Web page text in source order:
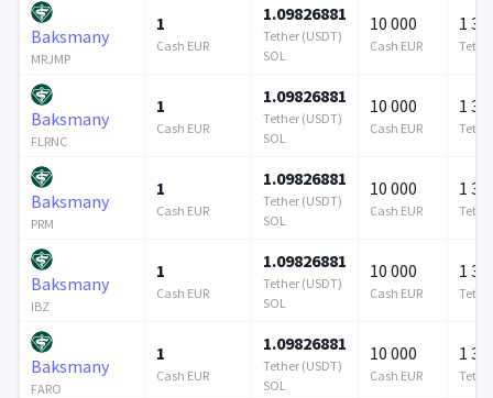
Baksmany
MRJMP
1
Cash EUR
1.09826881
Tether (USDT)
SOL
10 000
Cash EUR
1
Baksmany
FLRNC
1
Cash EUR
1.09826881
Tether (USDT)
SOL
10 000
Cash EUR
1
Baksmany
PRM
1
Cash EUR
1.09826881
Tether (USDT)
SOL
10 000
Cash EUR
1
Baksmany
IBZ
1
Cash EUR
1.09826881
Tether (USDT)
SOL
10 000
Cash EUR
1
Baksmany
FARO
1
Cash EUR
1.09826881
Tether (USDT)
SOL
10 000
Cash EUR
1